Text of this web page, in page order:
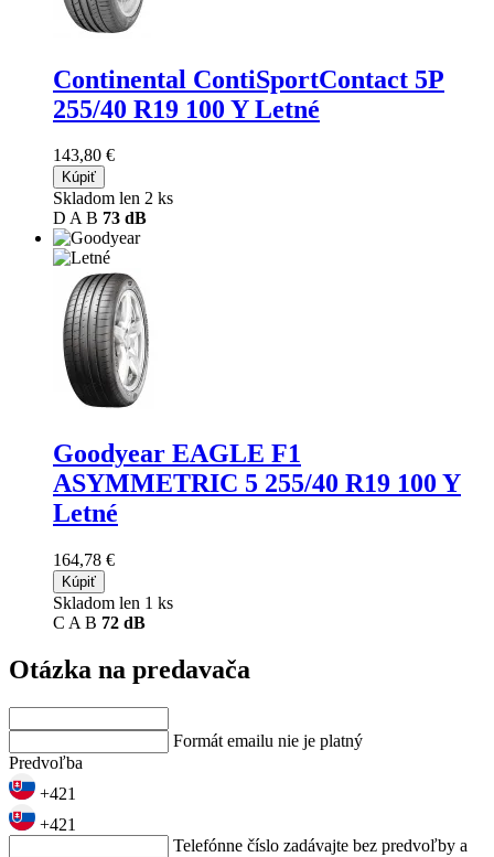
Continental ContiSportContact 5P
255/40 R19 100 Y Letné
143,80 €
Kúpiť
Skladom len 2 ks
D A B 73 dB
Goodyear EAGLE F1
ASYMMETRIC 5 255/40 R19 100 Y
Letné
164,78 €
Kúpiť
Skladom len 1 ks
C A B 72 dB
Otázka na predavača
Formát emailu nie je platný
Predvoľba
+421
+421
Telefónne číslo zadávajte bez predvoľby a